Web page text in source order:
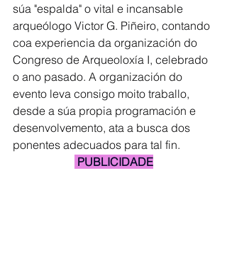
súa "espalda" o vital e incansable
arqueólogo Victor G. Piñeiro, contando
coa experiencia da organización do
Congreso de Arqueoloxía I, celebrado
o ano pasado. A organización do
evento leva consigo moito traballo,
desde a súa propia programación e
desenvolvemento, ata a busca dos
ponentes adecuados para tal fin.
PUBLICIDADE